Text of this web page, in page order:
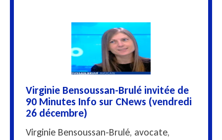
Virginie Bensoussan-Brulé invitée de
90 Minutes Info sur CNews (vendredi
26 décembre)
Virginie Bensoussan-Brulé, avocate,